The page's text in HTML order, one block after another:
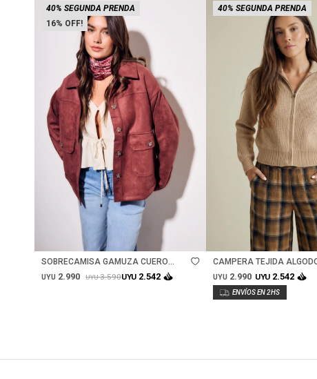
16
40% SEGUNDA PRENDA
SOBRECAMISA GAMUZA CUERO
VEGANO - BORDEAUX
UYU 2.990 UYU3.590UYU 2.542
40% SEGUNDA PRENDA
CAMPERA TEJIDA
UYU 2.990 UYU 2.542